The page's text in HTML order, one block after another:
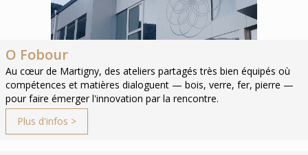
O Fobour
Au cœur de Martigny, des ateliers partagés très bien équipés où
compétences et matières dialoguent — bois, verre, fer, pierre —
pour faire émerger l'innovation par la rencontre.
Plus d'infos >